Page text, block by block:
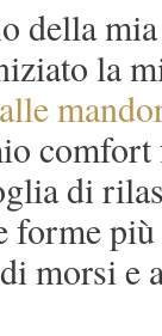
della
la
comfort
di
morsi e